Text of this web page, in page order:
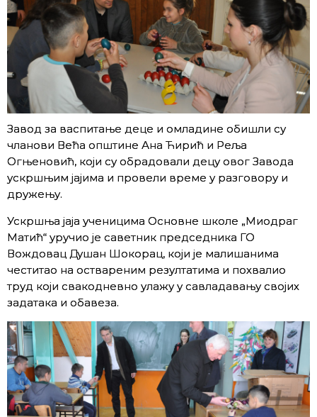
Завод за васпитање деце и омладине обишли су
чланови Већа општине Ана Ћирић и Реља
Огњеновић, који су обрадовали децу овог Завода
ускршњим јајима и провели време у разговору и
дружењу.
Ускршња јаја ученицима Основне школе „Миодраг
Матић“ уручио је саветник председника ГО
Вождовац Душан Шокорац, који је малишанима
честитао на оствареним резултатима и похвалио
труд који свакодневно улажу у савладавању својих
задатака и обавеза.